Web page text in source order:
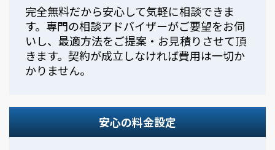
完全無料だから安心して気軽に相談できま
す。専門の相談アドバイザーがご要望をお伺
いし、最適方法をご提案・お見積りさせて頂
きます。契約が成立しなければ費用は一切か
かりません。
安心の料金設定